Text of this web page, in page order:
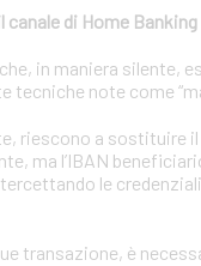
di Home Banking
in maniera silente,
note come
riescono a
ma l’IBAN
le
transazione, è